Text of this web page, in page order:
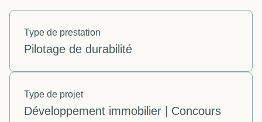
Type de prestation
Pilotage de durabilité
Type de projet
Développement immobilier | Concours